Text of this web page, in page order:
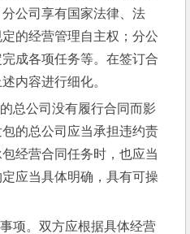
公司享有国家法律、法
的经营管理自主权；分公
成各项任务等。在签订合
内容进行细化。
总公司没有履行合同而影
的总公司应当承担违约责
经营合同任务时，也应当
应当具体明确，具有可操
项。双方应根据具体经营